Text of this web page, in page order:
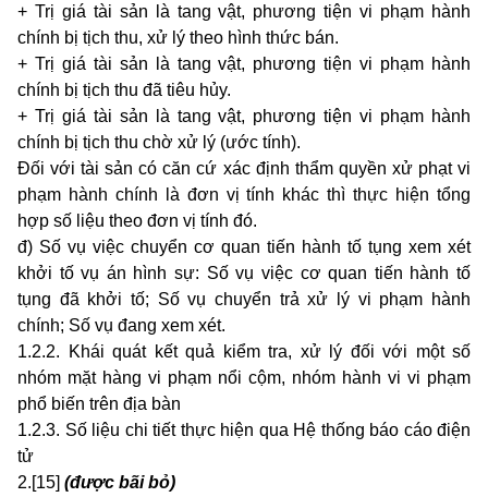
+ Trị giá tài sản là tang vật, phương tiện vi phạm hành
chính bị tịch thu, xử lý theo hình thức bán.
+ Trị giá tài sản là tang vật, phương tiện vi phạm hành
chính bị tịch thu đã tiêu hủy.
+ Trị giá tài sản là tang vật, phương tiện vi phạm hành
chính bị tịch thu chờ xử lý (ước tính).
Đối với tài sản có căn cứ xác định thẩm quyền xử phạt vi
phạm hành chính là đơn vị tính khác thì thực hiện tổng
hợp số liệu theo đơn vị tính đó.
đ) Số vụ việc chuyển cơ quan tiến hành tố tụng xem xét
khởi tố vụ án hình sự: Số vụ việc cơ quan tiến hành tố
tụng đã khởi tố; Số vụ chuyển trả xử lý vi phạm hành
chính; Số vụ đang xem xét.
1.2.2. Khái quát kết quả kiểm tra, xử lý đối với một số
nhóm mặt hàng vi phạm nổi cộm, nhóm hành vi vi phạm
phổ biến trên địa bàn
1.2.3. Số liệu chi tiết thực hiện qua Hệ thống báo cáo điện
tử
2.[15] (được bãi bỏ)